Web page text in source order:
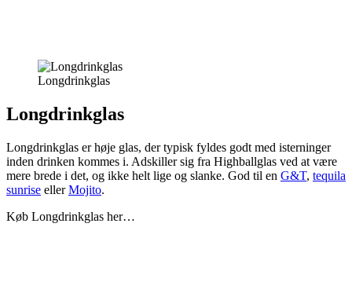
Longdrinkglas
Longdrinkglas
Longdrinkglas er høje glas, der typisk fyldes godt med isterninger
inden drinken kommes i. Adskiller sig fra Highballglas ved at være
mere brede i det, og ikke helt lige og slanke. God til en G&T, tequila
sunrise ellerMojito.
Køb Longdrinkglas her…